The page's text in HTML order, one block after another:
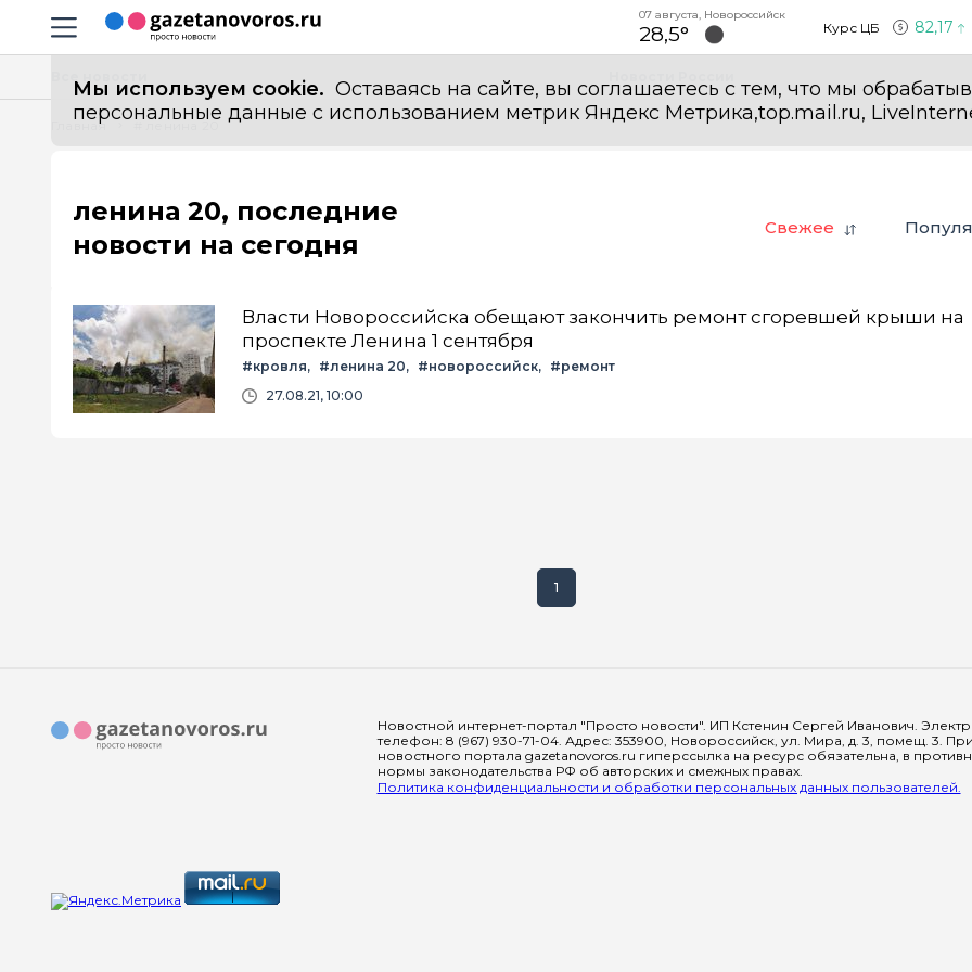
Навигация сайта
07 августа, Новороссийск
28,5° Курс ЦБ 82,17
Мы используем cookie. Оставаясь на сайте, вы соглашаетесь с тем, что мы
персональные данные с использованием метрик Яндекс Метрика,top.mail.ru,
Главная # ленина 20
ленина 20, последние
новости на сегодня
Свежее
Власти Новороссийска обещают закончить ремонт сгоревшей крыши на
проспекте Ленина 1 сентября
#кровля #ленина 20 #новороссийск
#ремонт
27.08.21, 10:00
1
Новостной интернет-портал "Просто новости". ИП Кстенин Сергей Иванович.
телефон: 8 (967) 930-71-04. Адрес: 353900, Новороссийск, ул. Мира, д. 3, помещ. 3.
новостного портала gazetanovoros.ru гиперссылка на ресурс обязательна, в
нормы законодательства РФ об авторских и смежных правах.
Политика конфиденциальности и обработки персональных данных пользователей.